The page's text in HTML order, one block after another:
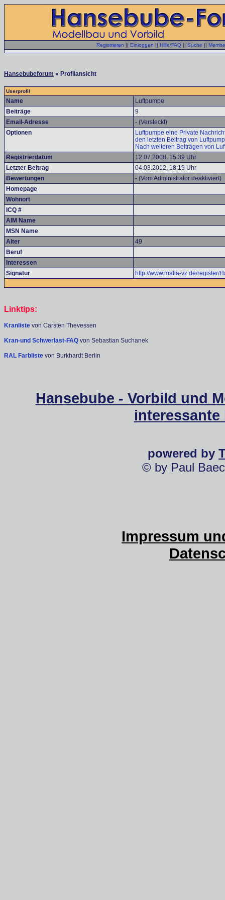
Registrieren || Einloggen || Hilfe/FAQ || Suche ||
Hansebubeforum » Profilansicht
Userprofil
Name
Luftpumpe
Beiträge
9
Email-Adresse
- (Versteckt)
Optionen
Luftpumpe eine Private
den letzten Beitrag von
Nach weiteren Beiträgen von
Registrierdatum
12.07.2008, 15:39 Uhr
Letzter Beitrag
04.03.2012, 18:19 Uhr
Bewertungen
- (Vom Administrator deaktiviert)
Homepage
Wohnort
ICQ #
AIM Name
MSN Name
Alter
49
Beruf
Interessen
Signatur
http://www.mafia-vz.de/register/
Linktips:
Kranliste von Carsten Thevessen
Kran-und Schwerlast-FAQ von Sebastian Suchanek
RAL Farbliste von Burkhardt Berlin
Hansebube - Vorbild und
powered by
© by Paul
Impressum